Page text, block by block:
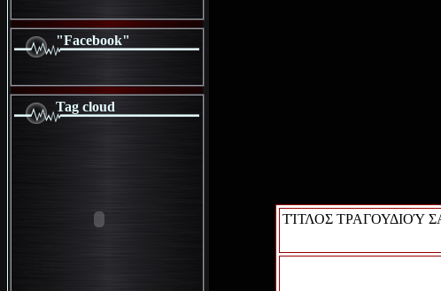
"Facebook"
Tag cloud
ΤΊΤΛΟΣ ΤΡΑΓΟΥΔΙΟΎ